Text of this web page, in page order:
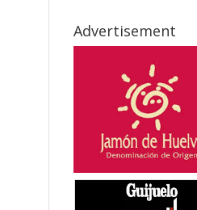
Advertisement